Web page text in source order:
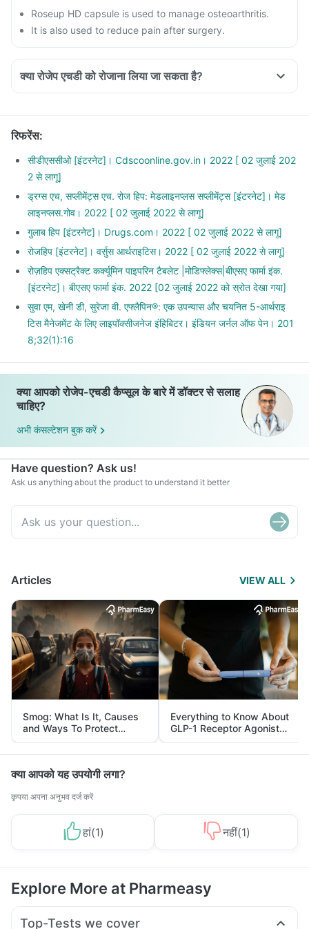
Roseup HD capsule is used to manage osteoarthritis.
It is also used to reduce pain after surgery.
क्या रोजेप एचडी को रोजाना लिया जा सकता है?
रिफरेंस:
सीडीएससीओ [इंटरनेट]। Cdscoonline.gov.in। 2022 [ 02 जुलाई 202
2 से लागू]
ड्रग्स एच, सप्लीमेंट्स एच. रोज हिप: मेडलाइनप्लस सप्लीमेंट्स [इंटरनेट]। मेड
लाइनप्लस.गोव। 2022 [ 02 जुलाई 2022 से लागू]
गुलाब हिप [इंटरनेट]। Drugs.com। 2022 [ 02 जुलाई 2022 से लागू]
रोजहिप [इंटरनेट]। वर्सुस आर्थराइटिस। 2022 [ 02 जुलाई 2022 से लागू]
रोज़हिप एक्सट्रैक्ट कर्क्यूमिन पाइपरिन टैबलेट |मोडिफ्लेक्स|बीएसए फार्मा इंक.
[इंटरनेट]। बीएसए फार्मा इंक. 2022 [02 जुलाई 2022 को स्रोत देखा गया]
सुवा एम, खेनी डी, सुरेजा वी. एफ्लैपिन®: एक उपन्यास और चयनित 5-आर्थराइ
टिस मैनेजमेंट के लिए लाइपॉक्सीजनेज इंहिबिटर। इंडियन जर्नल ऑफ पेन। 201
8;32(1):16
क्या आपको रोजेप-एचडी कैप्सूल के बारे में डॉक्टर से सलाह
चाहिए?
अभी कंसल्टेशन बुक करें
Have question? Ask us!
Ask us anything about the product to understand it better
Articles VIEW ALL
Smog: What Is It, Causes
and Ways To Protect
Yourself From It
Everything to Know About
GLP-1 Receptor Agonist
and Its Role in Weight
Management
क्या आपको यह उपयोगी लगा?
कृपया अपना अनुभव दर्ज करें
हां(1) नहीं(1)
Explore More at Pharmeasy
Top-Tests we cover